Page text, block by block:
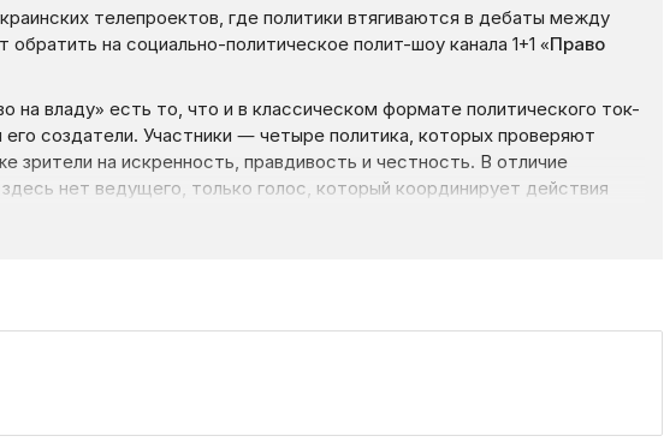
телепроектов, где политики втягиваются в дебаты между
на социально-политическое полит-шоу канала 1+1 «Право
на владу» есть то, что и в классическом формате политического ток-
создатели. Участники — четыре политика, которых проверяют
зрители на искренность, правдивость и честность. В отличие
нет ведущего, только голос, который координирует действия
зрителей. Наиболее интересные из них оглашает ведущий. Самые
студенты, не стесняются задавать неудобные, каверзные и прямые